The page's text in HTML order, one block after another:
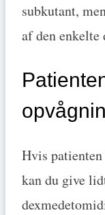
subkutant,
af den
Hvis
kan du give